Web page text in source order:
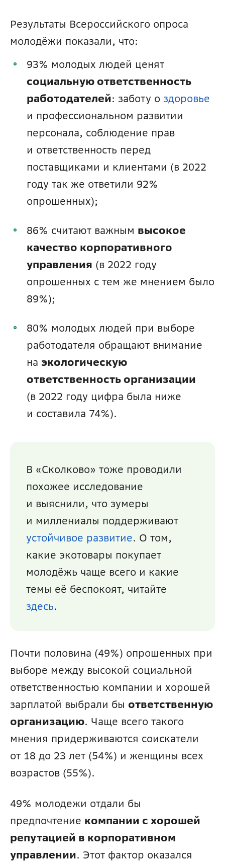
Результаты Всероссийского опроса
молодёжи показали, что:
социальную ответственность
работодателей: заботу о здоровье
и профессиональном развитии
персонала, соблюдение прав
и ответственность перед
поставщиками и клиентами (в 2022
году так же ответили 92%
опрошенных);
86% считают важным высокое
качество корпоративного
управления (в 2022 году
опрошенных с тем же мнением было
89%);
80% молодых людей при выборе
работодателя обращают внимание
на экологическую
ответственность организации
(в 2022 году цифра была ниже
и составила 74%).
В «Сколково» тоже проводили
похожее исследование
и выяснили, что зумеры
устойчивое развитие. О том,
какие экотовары покупает
молодёжь чаще всего и какие
здесь.
Почти половина (49%) опрошенных при
выборе между высокой социальной
ответственностью компании и хорошей
зарплатой выбрали бы ответственную
организацию. Чаще всего такого
мнения придерживаются соискатели
от 18 до 23 лет (54%) и женщины всех
возрастов (55%).
49% молодежи отдали бы
предпочтение компании с хорошей
репутацией в корпоративном
управлении. Этот фактор оказался